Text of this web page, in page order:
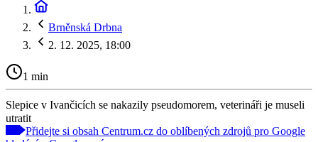
Brněnská Drbna
2. 12. 2025, 18:00
1 min
Slepice v Ivančicích se nakazily pseudomorem, veterináři je museli
utratit
Přidejte si obsah Centrum.cz do oblíbených zdrojů pro Google